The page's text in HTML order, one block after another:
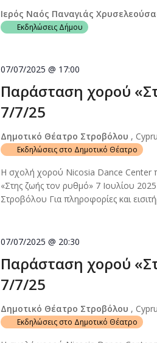
Ιερός Ναός Παναγιάς
Εκδηλώσεις Δήμου
Παράσταση χορού
7/7/25
07/07/2025 @ 17:00
Δημοτικό Θέατρο Στροβόλου ,
Εκδηλώσεις στο Δημοτικό Θέατρο
Η σχολή χορού Nicosia Dance Center
«Στης ζωής τον ρυθμό» 7 Ιουλίου
Στροβόλου Για πληροφορίες και
Παράσταση χορού
7/7/25
07/07/2025 @ 20:30
Δημοτικό Θέατρο Στροβόλου ,
Εκδηλώσεις στο Δημοτικό Θέατρο